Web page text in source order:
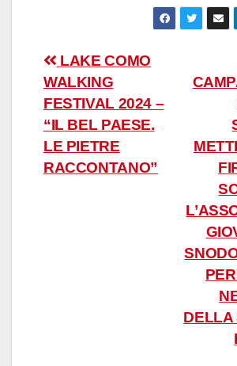
Navigazione
articoli
DELLA
LAKE COMO
WALKING
FESTIVAL 2024 –
“IL BEL PAESE.
LE PIETRE
RACCONTANO”